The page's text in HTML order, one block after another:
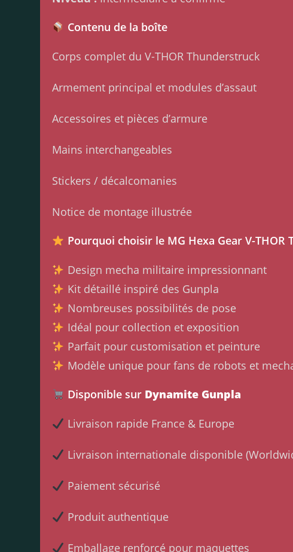
Contenu de la boîte
Corps complet du V-THOR Thunderstruck
Armement principal et modules d’assaut
Accessoires et pièces d’armure
Mains interchangeables
Stickers / décalcomanies
Notice de montage illustrée
Pourquoi choisir le MG Hexa Gear V-THOR
Design mecha militaire impressionnant
Kit détaillé inspiré des Gunpla
Nombreuses possibilités de pose
Idéal pour collection et exposition
Parfait pour customisation et peinture
Modèle unique pour fans de robots et
Disponible sur Dynamite Gunpla
Livraison rapide France & Europe
Livraison internationale disponible
Paiement sécurisé
Produit authentique
Emballage renforcé pour maquettes